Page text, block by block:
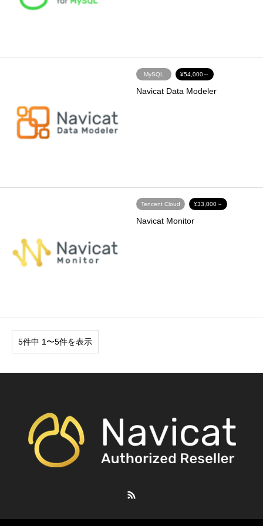
MySQL ¥54,000～
Navicat Data Modeler
Tencent Cloud ¥33,000～
Navicat Monitor
5件中 1〜5件を表示